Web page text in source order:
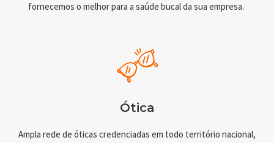
fornecemos o melhor para a saúde bucal da sua empresa.
Ótica
Ampla rede de óticas credenciadas em todo território nacional,